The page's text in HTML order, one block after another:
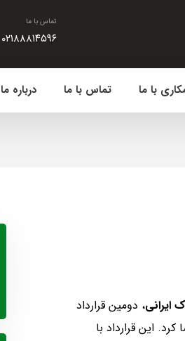
تماس با ما
۰۲۱۸۸۸۱۴۵۹۶
با ما تماس با ما درباره ما
ایرانی، دومین قرارداد
پوشاک در استان کرمانشاه را در تاریخ شنبه ۱۱ اسفند ۱۴۰۳ امضا کرد. این قرارداد با